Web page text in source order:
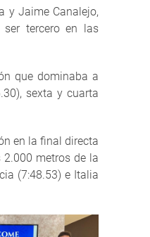
y Jaime Canalejo,
tercero en las
que dominaba a
sexta y cuarta
en la final directa
metros de la
(7:48.53) e Italia